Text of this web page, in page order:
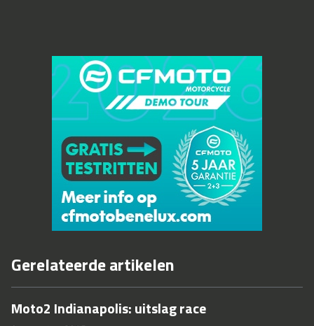
Gerelateerde artikelen
Moto2 Indianapolis: uitslag race